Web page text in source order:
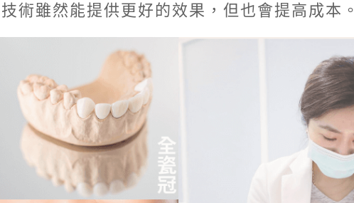
術雖然能提供更好的效果，但也會提高成本。